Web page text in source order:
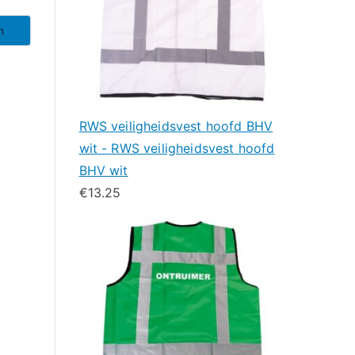
RWS veiligheidsvest hoofd BHV
wit - RWS veiligheidsvest hoofd
BHV wit
€13.25